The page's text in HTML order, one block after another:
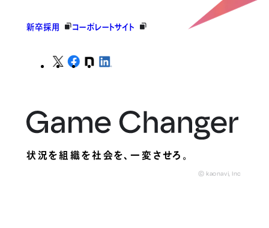
新卒採用 コーポレートサイト
状況を組織を社会を、一変させろ。
© kaonavi, Inc